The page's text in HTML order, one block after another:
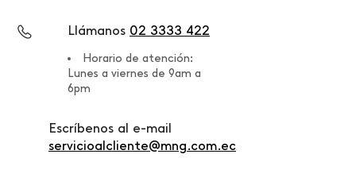
Llámanos 02 3333 422
Horario de atención:
Lunes a viernes de 9am a
6pm
Escríbenos al e-mail
servicioalcliente@mng.com.ec